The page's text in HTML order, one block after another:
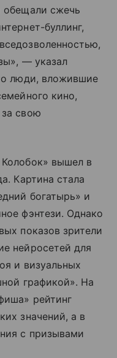
обещали сжечь
буллинг,
— указал
люди, вложившие
кино,
свою
вышел в
Картина стала
богатырь» и
фэнтези. Однако
показов зрители
нейросетей для
и визуальных
графикой». На
рейтинг
значений, а в
с призывами